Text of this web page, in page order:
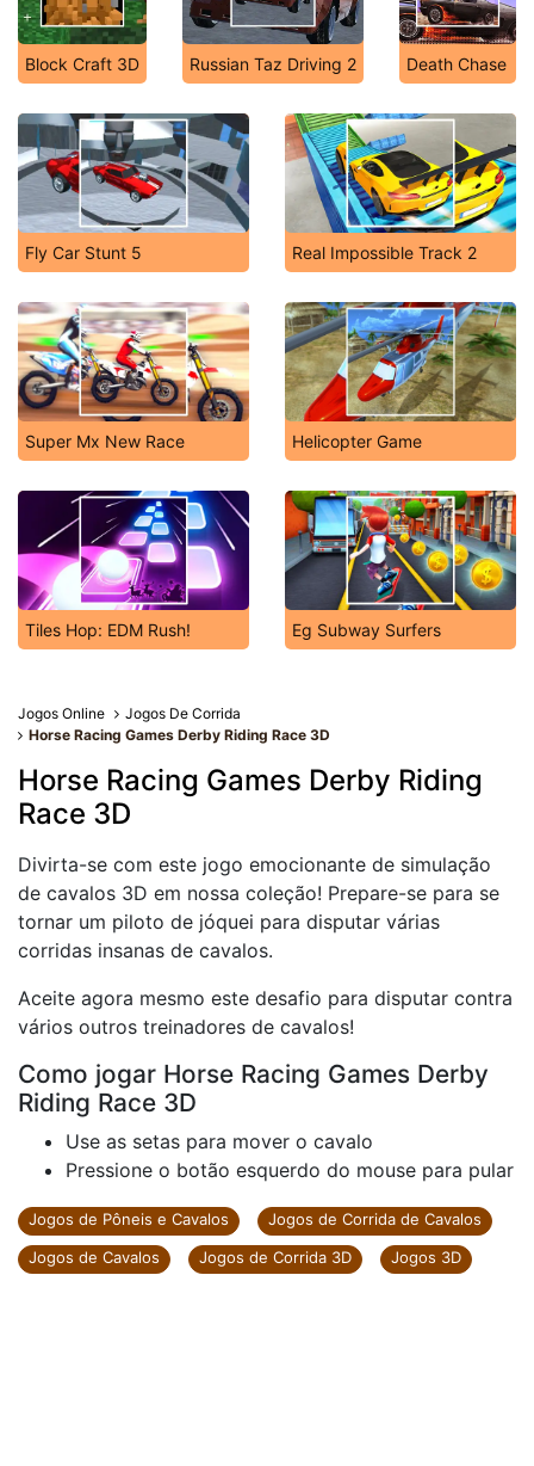
Block Craft 3D Russian Taz Driving 2 Death Chase
Fly Car Stunt 5 Real Impossible Track 2
Super Mx New Race Helicopter Game
Tiles Hop: EDM Rush! Eg Subway Surfers
Jogos Online
Jogos De Corrida
Horse Racing Games Derby Riding Race 3D
Horse Racing Games Derby Riding
Race 3D
Divirta-se com este jogo emocionante de simulação
de cavalos 3D em nossa coleção! Prepare-se para se
tornar um piloto de jóquei para disputar várias
corridas insanas de cavalos.
Aceite agora mesmo este desafio para disputar contra
vários outros treinadores de cavalos!
Como jogar Horse Racing Games Derby
Riding Race 3D
Use as setas para mover o cavalo
Pressione o botão esquerdo do mouse para pular
Jogos de Pôneis e Cavalos
Jogos de Corrida de Cavalos
Jogos de Cavalos
Jogos de Corrida 3D Jogos 3D